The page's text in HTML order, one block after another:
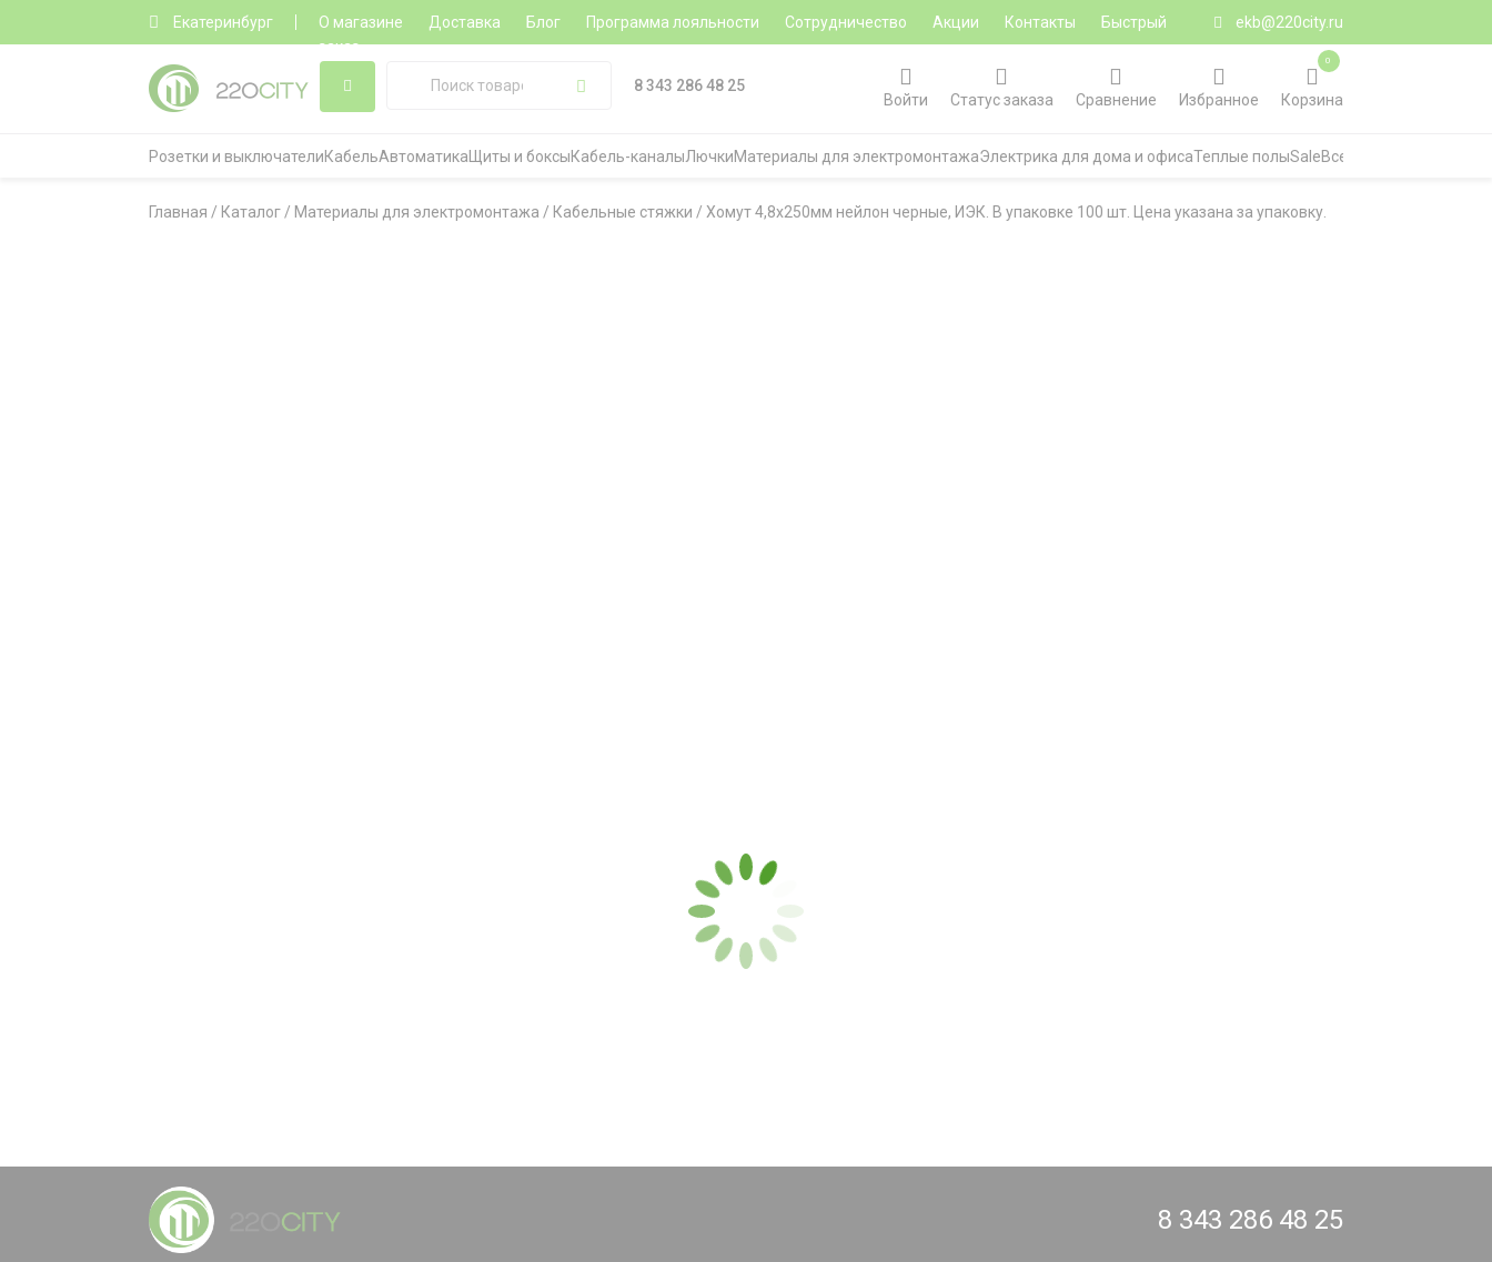
Екатеринбург О магазине Доставка Блог Программа лояльности Сотрудничество Акции Контакты
Быстрый
заказ
ekb@220city.ru
8 343 286 48 25
Войти
Статус заказа Сравнение Избранное Корзина
0
Розетки и выключателиКабельАвтоматика Щиты и боксыКабель-каналыЛючкиМатериалы для электромонтажаЭлектрика для дома и офисаТеплые полыSaleВсе категории
Главная / Каталог / Материалы для электромонтажа / Кабельные стяжки / Хомут 4,8х250мм нейлон черные, ИЭК. В упаковке 100 шт. Цена указана за упаковку.
8 343 286 48 25